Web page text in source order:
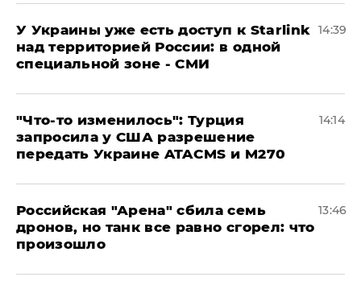
У Украины уже есть доступ к Starlink
над территорией России: в одной
специальной зоне - СМИ
14:39
​"Что-то изменилось": Турция
запросила у США разрешение
передать Украине ATACMS и M270
14:14
​Российская "Арена" сбила семь
дронов, но танк все равно сгорел: что
произошло
13:46